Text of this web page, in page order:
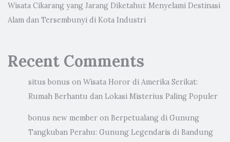
Wisata Cikarang yang Jarang Diketahui: Menyelami Destinasi
Alam dan Tersembunyi di Kota Industri
Recent Comments
situs bonus on Wisata Horor di Amerika Serikat:
Rumah Berhantu dan Lokasi Misterius Paling Populer
bonus new member on Berpetualang di Gunung
Tangkuban Perahu: Gunung Legendaris di Bandung